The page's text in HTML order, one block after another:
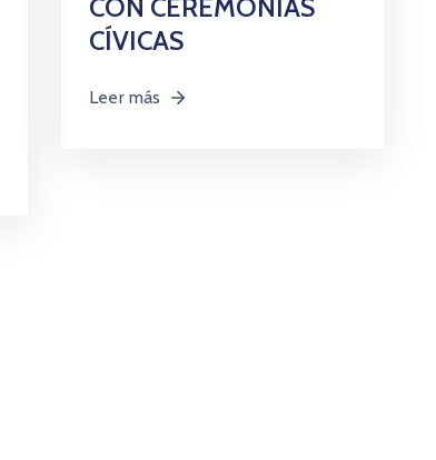
CON CEREMONIAS
CÍVICAS
Leer más